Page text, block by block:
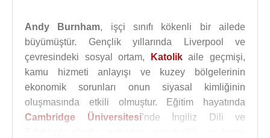
Andy Burnham, işçi sınıfı kökenli bir ailede
büyümüştür. Gençlik yıllarında Liverpool ve
çevresindeki sosyal ortam,
Katolikaile geçmişi,
kamu hizmeti anlayışı ve kuzey bölgelerinin
ekonomik sorunları onun siyasal kimliğinin
oluşmasında etkili olmuştur. Eğitim hayatında
Cambridge Üniversitesi’nde İngiliz Dili ve